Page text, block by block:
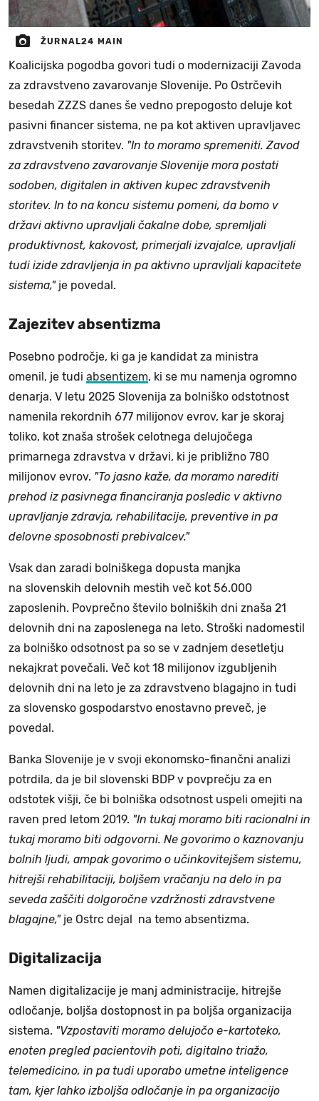
ŽURNAL24 MAIN
Koalicijska pogodba govori tudi o modernizaciji Zavoda
za zdravstveno zavarovanje Slovenije. Po Ostrčevih
besedah ZZZS danes še vedno prepogosto deluje kot
pasivni financer sistema, ne pa kot aktiven upravljavec
zdravstvenih storitev. "In to moramo spremeniti. Zavod
za zdravstveno zavarovanje Slovenije mora postati
sodoben, digitalen in aktiven kupec zdravstvenih
storitev. In to na koncu sistemu pomeni, da bomo v
državi aktivno upravljali čakalne dobe, spremljali
produktivnost, kakovost, primerjali izvajalce, upravljali
tudi izide zdravljenja in pa aktivno upravljali kapacitete
sistema,"je povedal.
Zajezitev absentizma
Posebno področje, ki ga je kandidat za ministra
omenil, je tudi absentizem, ki se mu namenja ogromno
denarja. V letu 2025 Slovenija za bolniško odstotnost
namenila rekordnih 677 milijonov evrov, kar je skoraj
toliko, kot znaša strošek celotnega delujočega
primarnega zdravstva v državi, ki je približno 780
milijonov evrov. "To jasno kaže, da moramo narediti
prehod iz pasivnega financiranja posledic v aktivno
upravljanje zdravja, rehabilitacije, preventive in pa
delovne sposobnosti prebivalcev."
Vsak dan zaradi bolniškega dopusta manjka
na slovenskih delovnih mestih več kot 56.000
zaposlenih. Povprečno število bolniških dni znaša 21
delovnih dni na zaposlenega na leto. Stroški nadomestil
za bolniško odsotnost pa so se v zadnjem desetletju
nekajkrat povečali. Več kot 18 milijonov izgubljenih
delovnih dni na leto je za zdravstveno blagajno in tudi
za slovensko gospodarstvo enostavno preveč, je
povedal.
Banka Slovenije je v svoji ekonomsko-finančni analizi
potrdila, da je bil slovenski BDP v povprečju za en
odstotek višji, če bi bolniška odsotnost uspeli omejiti na
raven pred letom 2019. "In tukaj moramo biti racionalni in
tukaj moramo biti odgovorni. Ne govorimo o kaznovanju
bolnih ljudi, ampak govorimo o učinkovitejšem sistemu,
hitrejši rehabilitaciji, boljšem vračanju na delo in pa
seveda zaščiti dolgoročne vzdržnosti zdravstvene
blagajne,"je Ostrc dejal na temo absentizma.
Digitalizacija
Namen digitalizacije je manj administracije, hitrejše
odločanje, boljša dostopnost in pa boljša organizacija
sistema. "Vzpostaviti moramo delujočo e-kartoteko,
enoten pregled pacientovih poti, digitalno triažo,
telemedicino, in pa tudi uporabo umetne inteligence
tam, kjer lahko izboljša odločanje in pa organizacijo